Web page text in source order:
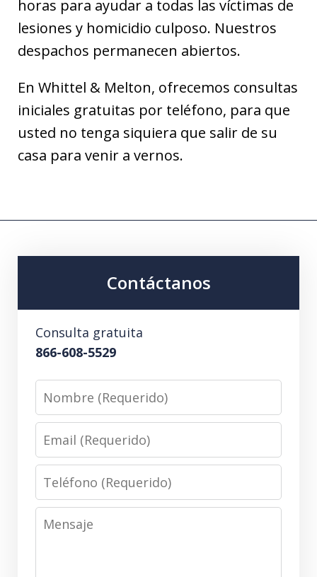
horas para ayudar a todas las víctimas de
lesiones y homicidio culposo. Nuestros
despachos permanecen abiertos.
En Whittel & Melton, ofrecemos consultas
iniciales gratuitas por teléfono, para que
usted no tenga siquiera que salir de su
casa para venir a vernos.
Contáctanos
Consulta gratuita
866-608-5529
Nombre
(Requerido)
Email
(Requerido)
Teléfono
(Requerido)
Mensaje